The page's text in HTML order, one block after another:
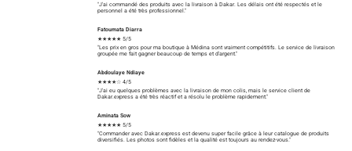
"J'ai commandé des produits avec la livraison à Dakar. Les délais ont été respectés et le
personnel a été très professionnel."
Fatoumata Diarra
★★★★★ 5/5
"Les prix en gros pour ma boutique à Médina sont vraiment compétitifs. Le service de livraison
groupée me fait gagner beaucoup de temps et d'argent."
Abdoulaye Ndiaye
★★★★☆ 4/5
"J'ai eu quelques problèmes avec la livraison de mon colis, mais le service client de
Dakar.express a été très réactif et a résolu le problème rapidement."
Aminata Sow
★★★★★ 5/5
"Commander avec Dakar.express est devenu super facile grâce à leur catalogue de produits
diversifiés. Les photos sont fidèles et la qualité est toujours au rendez-vous."